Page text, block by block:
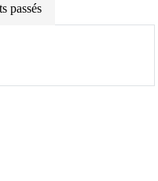
passés